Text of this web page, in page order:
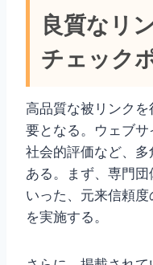
良質なリ
チェック
高品質な被リンク
要となる。ウェブサ
社会的評価など、
ある。まず、専門
いった、元来信頼
を実施する。